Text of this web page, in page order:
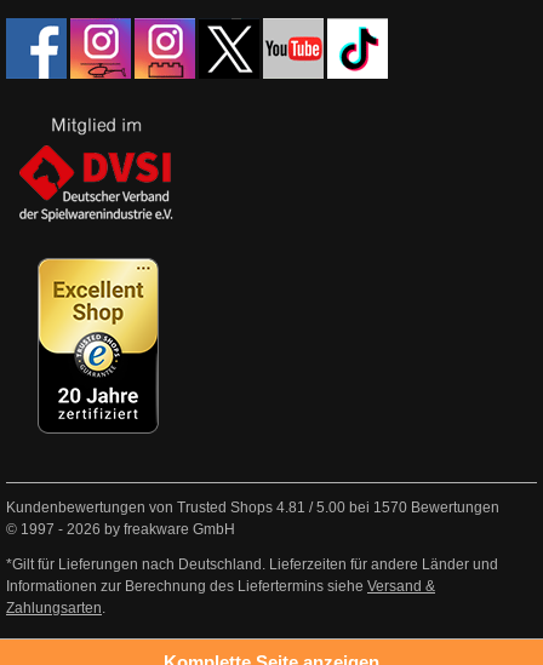
Kundenbewertungen von Trusted Shops 4.81 /5.00 bei 1570 Bewertungen
© 1997 - 2026 by freakware GmbH
*Gilt für Lieferungen nach Deutschland. Lieferzeiten für andere Länder und
Informationen zur Berechnung des Liefertermins siehe Versand &
Zahlungsarten.